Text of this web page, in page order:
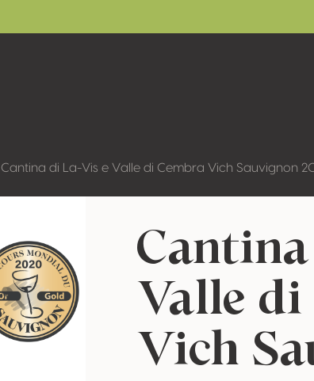
Cantina di La-Vis e Valle di Cembra Vich Sauvignon
Valle di
Vich